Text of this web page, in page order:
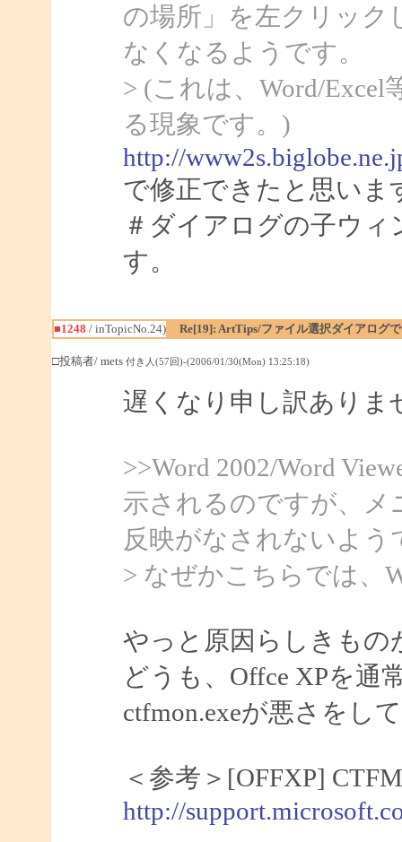
の場所」を左クリック
なくなるようです。
> (これは、Word/
る現象です。)
http://
で修正できたと思いま
＃ダイアログの子ウ
す。
■1248 / inTopicNo.24) Re[19]: ArtTips/ファイル選択ダイアログ
□投稿者/ mets 付き人(57回)-(2006/01/30(Mon) 13:25:18)
遅くなり申し訳ありま
>>Word 2002/Word
示されるのですが、メ
反映がなされないよう
> なぜかこちらでは、
やっと原因らしきもの
どうも、Offce XPを通
ctfmon.exeが悪さをし
＜参考＞[OFFXP]
http://